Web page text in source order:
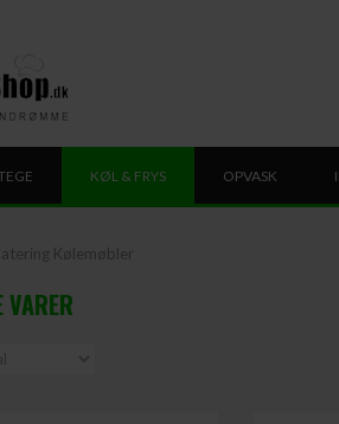
KØL & FRYS OPVASK
Kølemøbler
VARER